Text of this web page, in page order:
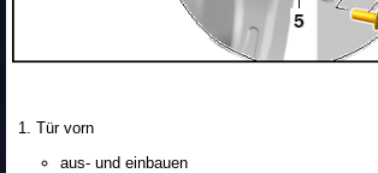
Tür vorn
aus- und einbauen